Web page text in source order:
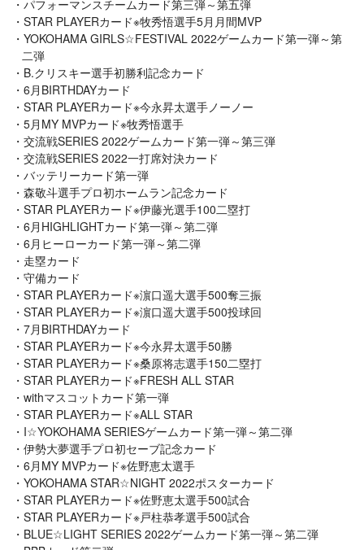
パフォーマンスチームカード第三弾～第五弾
STAR PLAYERカード※牧秀悟選手5月月間MVP
YOKOHAMA GIRLS☆FESTIVAL 2022ゲームカード第一弾～第
二弾
B.クリスキー選手初勝利記念カード
6月BIRTHDAYカード
STAR PLAYERカード※今永昇太選手ノーノー
5月MY MVPカード※牧秀悟選手
交流戦SERIES 2022ゲームカード第一弾～第三弾
交流戦SERIES 2022一打席対決カード
バッテリーカード第一弾
森敬斗選手プロ初ホームラン記念カード
STAR PLAYERカード※伊藤光選手100二塁打
6月HIGHLIGHTカード第一弾～第二弾
6月ヒーローカード第一弾～第二弾
走塁カード
守備カード
STAR PLAYERカード※濵口遥大選手500奪三振
STAR PLAYERカード※濵口遥大選手500投球回
7月BIRTHDAYカード
STAR PLAYERカード※今永昇太選手50勝
STAR PLAYERカード※桑原将志選手150二塁打
STAR PLAYERカード※FRESH ALL STAR
withマスコットカード第一弾
STAR PLAYERカード※ALL STAR
I☆YOKOHAMA SERIESゲームカード第一弾～第二弾
伊勢大夢選手プロ初セーブ記念カード
6月MY MVPカード※佐野恵太選手
YOKOHAMA STAR☆NIGHT 2022ポスターカード
STAR PLAYERカード※佐野恵太選手500試合
STAR PLAYERカード※戸柱恭孝選手500試合
BLUE☆LIGHT SERIES 2022ゲームカード第一弾～第二弾